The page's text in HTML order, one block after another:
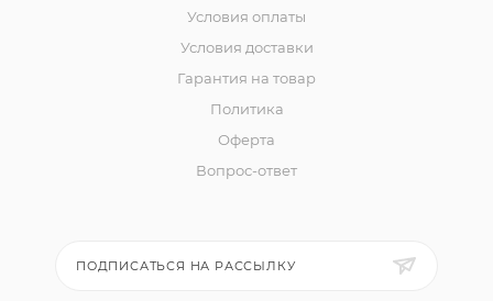
Условия оплаты
Условия доставки
Гарантия на товар
Политика
Оферта
Вопрос-ответ
ПОДПИСАТЬСЯ НА РАССЫЛКУ